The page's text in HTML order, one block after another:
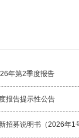
年第2季度报告
报告提示性公告
招募说明书（2026年1